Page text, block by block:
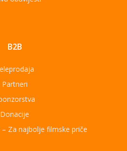
B2B
Partneri
Donacije
– Za najbolje filmske priče